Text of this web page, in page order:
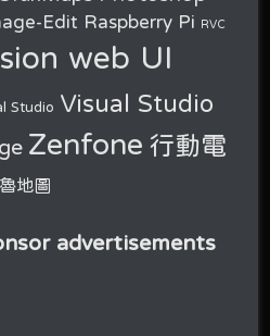
Edit Raspberry Pi RVC
web UI
Studio Visual Studio
Zenfone 行動電
魯地圖
advertisements